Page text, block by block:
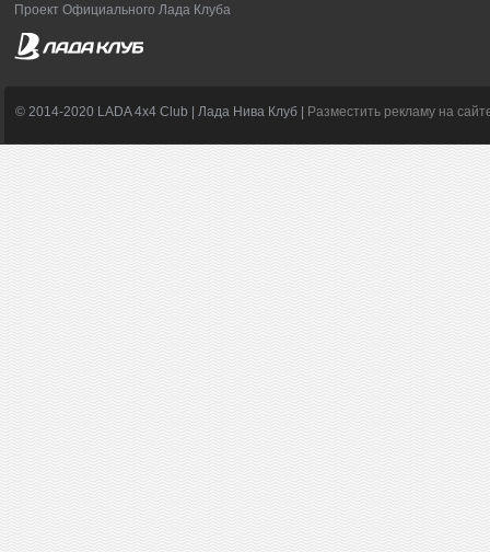
Проект Официального Лада Клуба
© 2014-2020 LADA 4x4 Club | Лада Нива Клуб | Разместить рекламу на